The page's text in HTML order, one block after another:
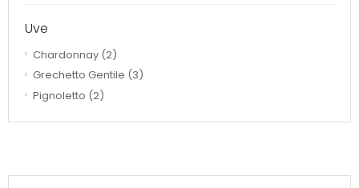
Uve
Chardonnay (2)
Grechetto Gentile (3)
Pignoletto (2)